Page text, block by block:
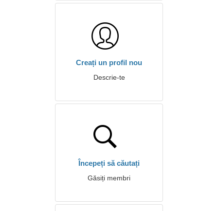
Creați un profil nou
Descrie-te
Începeți să căutați
Găsiți membri